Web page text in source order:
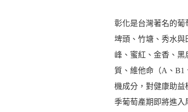
彰化是台灣著名的葡
埤頭、竹塘、秀水與
峰、蜜紅、金香、
質、維他命（A、B1
機成分，對健康助益
季葡萄產期即將進